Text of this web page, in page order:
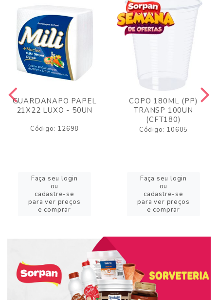
GUARDANAPO PAPEL
21X22 LUXO - 50UN
Código: 12698
Faça seu login
ou
cadastre-se
para ver preços
e comprar
COPO 180ML (PP)
TRANSP 100UN
(CFT180)
Código: 10605
Faça seu login
ou
cadastre-se
para ver preços
e comprar